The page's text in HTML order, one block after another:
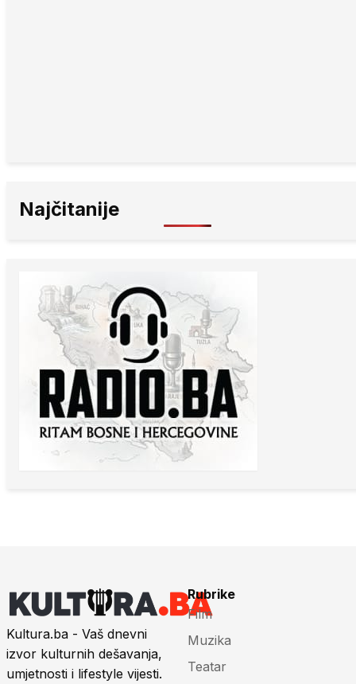
Najčitanije
Kultura.ba - Vaš dnevni
izvor kulturnih dešavanja,
umjetnosti i lifestyle vijesti.
Rubrike
Film
Muzika
Teatar